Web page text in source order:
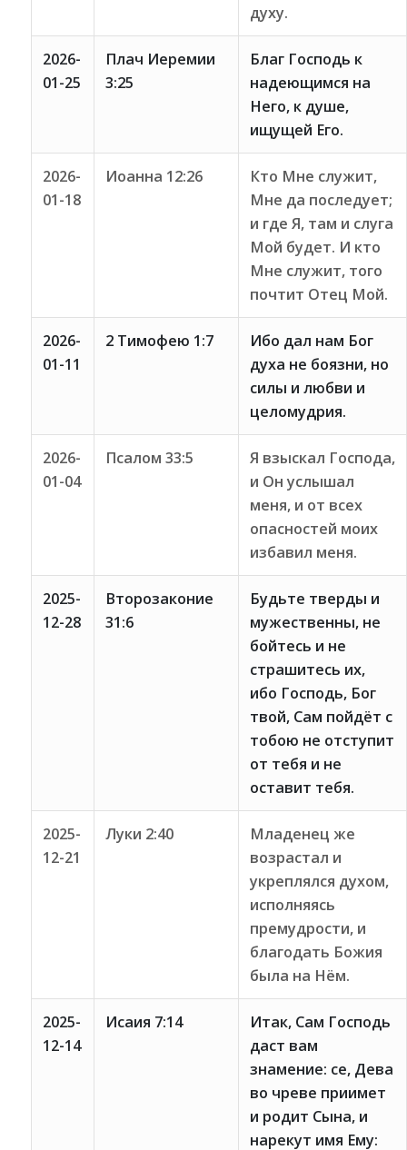
духу.
2026-
01-25
Плач Иеремии
3:25
Благ Господь к
надеющимся на
Него, к душе,
ищущей Его.
2026-
01-18
Иоанна 12:26
Кто Мне служит,
Мне да последует;
и где Я, там и слуга
Мой будет. И кто
Мне служит, того
почтит Отец Мой.
2026-
01-11
2 Тимофею 1:7
Ибо дал нам Бог
духа не боязни, но
силы и любви и
целомудрия.
2026-
01-04
Псалом 33:5
Я взыскал Господа,
и Он услышал
меня, и от всех
опасностей моих
избавил меня.
2025-
12-28
Второзаконие
31:6
Будьте тверды и
мужественны, не
бойтесь и не
страшитесь их,
ибо Господь, Бог
твой, Сам пойдёт с
тобою не отступит
от тебя и не
оставит тебя.
2025-
12-21
Луки 2:40
Младенец же
возрастал и
укреплялся духом,
исполняясь
премудрости, и
благодать Божия
была на Нём.
2025-
12-14
Исаия 7:14
Итак, Сам Господь
даст вам
знамение: се, Дева
во чреве приимет
и родит Сына, и
нарекут имя Ему: